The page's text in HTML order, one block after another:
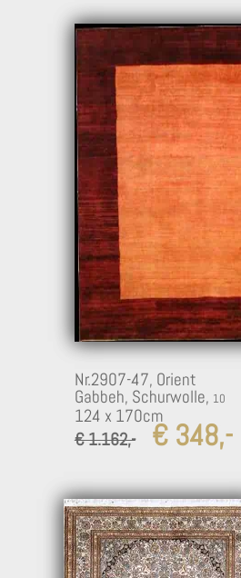
Nr.2907-47, Orient
Gabbeh, Schurwolle,
124 x 170cm
€ 1.162,-
€ 348,-